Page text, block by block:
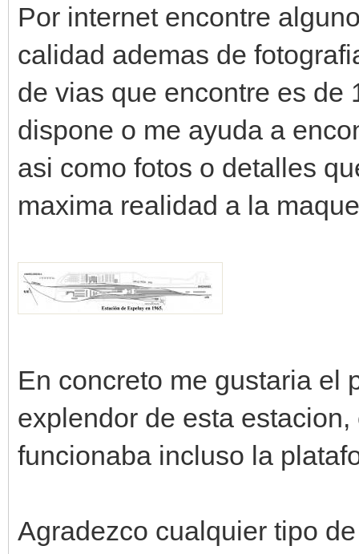
Por internet encontre
calidad ademas de
de vias que encontre es de
dispone o me ayuda a
asi como fotos o detalles
maxima realidad a la
En concreto me gustaria el
explendor de esta
funcionaba incluso la
Agradezco cualquier tipo